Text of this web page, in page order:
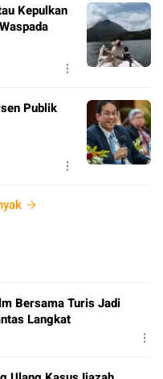
Kepulkan
Publik
Bersama Turis Jadi
Langkat